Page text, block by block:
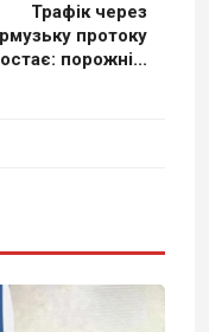
Трафік через
протоку
порожні...